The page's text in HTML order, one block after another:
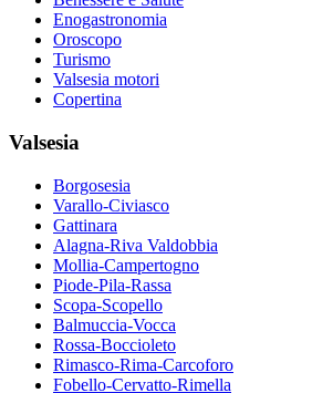
Enogastronomia
Oroscopo
Turismo
Valsesia motori
Copertina
Valsesia
Borgosesia
Varallo-Civiasco
Gattinara
Alagna-Riva Valdobbia
Mollia-Campertogno
Piode-Pila-Rassa
Scopa-Scopello
Balmuccia-Vocca
Rossa-Boccioleto
Rimasco-Rima-Carcoforo
Fobello-Cervatto-Rimella